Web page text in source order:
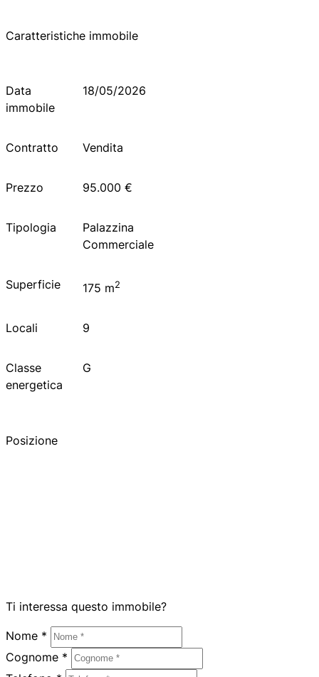
Caratteristiche immobile
Data
immobile
18/05/2026
Contratto Vendita
Prezzo 95.000 €
Tipologia
Palazzina
Commerciale
Superficie 175 m2
Locali 9
Classe
energetica
G
Posizione
Ti interessa questo immobile?
Nome *
Cognome *